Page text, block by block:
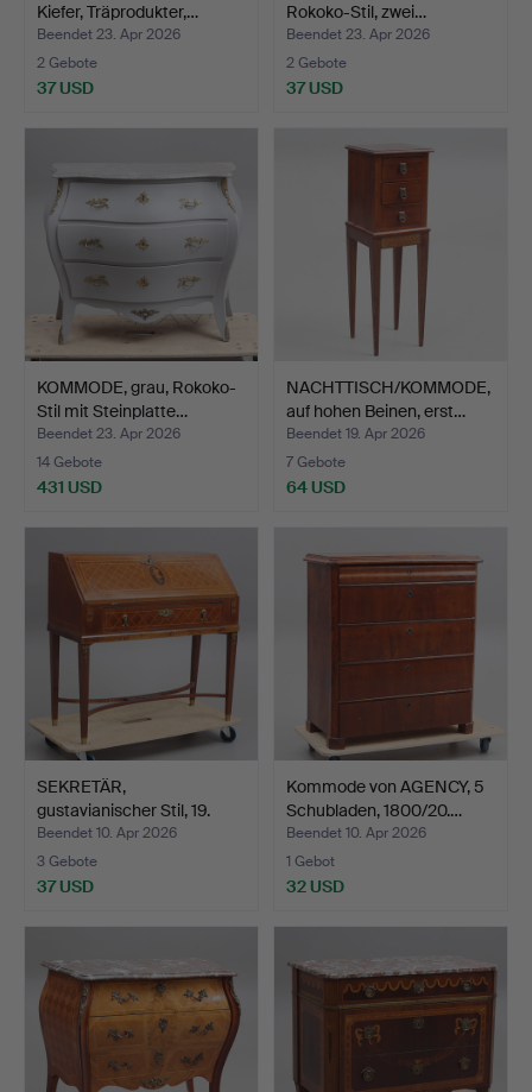
Kiefer, Träprodukter,…
Beendet 23. Apr 2026
2 Gebote
37 USD
Rokoko-Stil, zwei…
Beendet 23. Apr 2026
2 Gebote
37 USD
KOMMODE, grau, Rokoko-
Stil mit Steinplatte…
Beendet 23. Apr 2026
14 Gebote
431 USD
NACHTTISCH/KOMMODE,
auf hohen Beinen, erst…
Beendet 19. Apr 2026
7 Gebote
64 USD
SEKRETÄR,
gustavianischer Stil, 19.
Jahrhu…
Beendet 10. Apr 2026
3 Gebote
37 USD
Kommode von AGENCY, 5
Schubladen, 1800/20.…
Beendet 10. Apr 2026
1 Gebot
32 USD